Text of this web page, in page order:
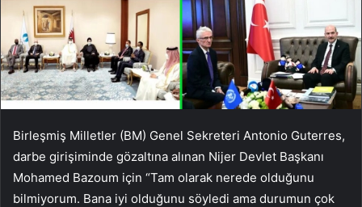
Birleşmiş Milletler (BM) Genel Sekreteri Antonio Guterres,
darbe girişiminde gözaltına alınan Nijer Devlet Başkanı
Mohamed Bazoum için “Tam olarak nerede olduğunu
bilmiyorum. Bana iyi olduğunu söyledi ama durumun çok